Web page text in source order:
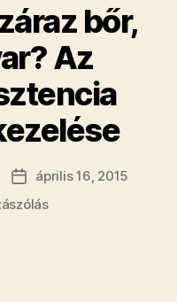
bőr,
Az
Bejegyzés
dátuma
április 16, 2015
a(z)